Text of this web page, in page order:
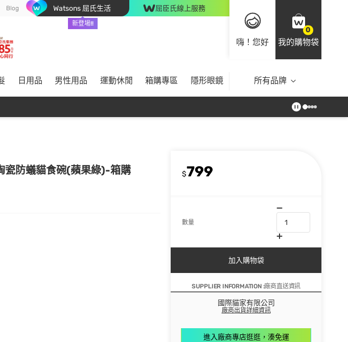
Blog Watsons 屈氏生活
新登場!!
屈臣氏線上服務
嗨！您好
0
我的購物袋
日用品 男性用品 運動休閒 箱購專區 隱形眼鏡 所有品牌
瓷防蟻貓食碗(蘋果綠)-箱購
$799
數量
加入購物袋
SUPPLIER INFORMATION :廠商直送資訊
國際貓家有限公司
廠商出貨詳細資訊
進入廠商專店逛逛，湊免運